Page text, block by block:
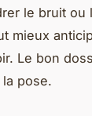
le bruit ou
mieux
Le bon
pose.